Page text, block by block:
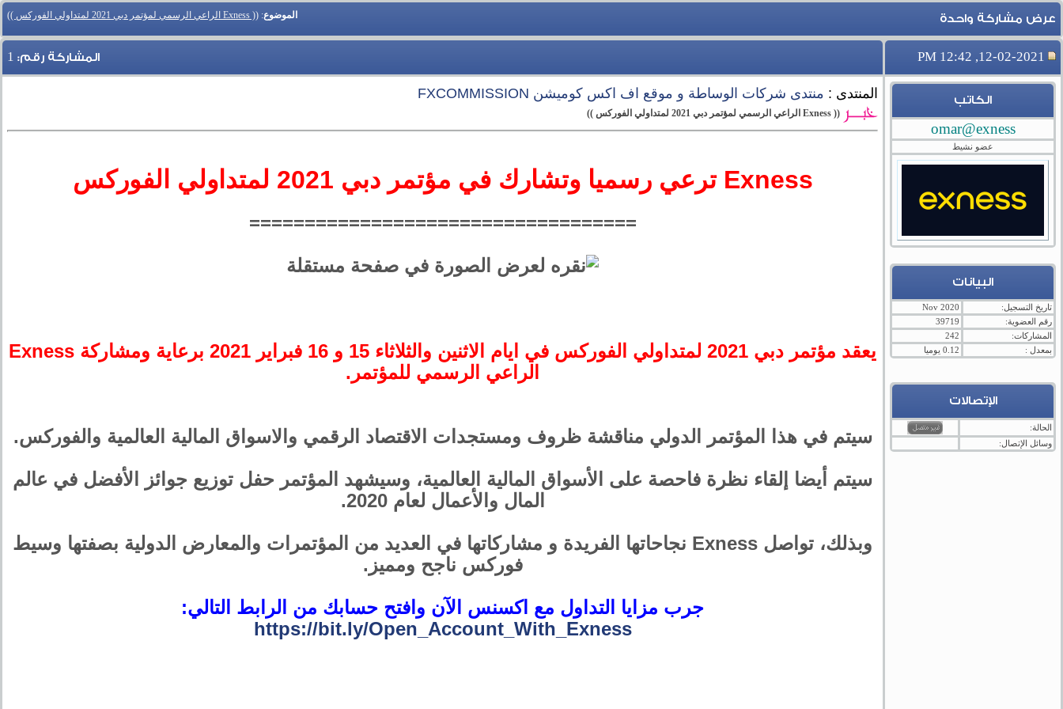
الموضوع: (( Exness الراعي الرسمي لمؤتمر دبي 2021 لمتداولي الفوركس )) عرض مشاركة واحدة
12-02-2021, 12:42 PM المشاركة رقم: 1
الكاتب
omar@exness
عضو نشيط
البيانات
تاريخ التسجيل:
Nov 2020
رقم العضوية:
39719
المشاركات:
242
بمعدل :
0.12 يوميا
الإتصالات
الحالة:
وسائل الإتصال:
المنتدى : منتدى شركات الوساطة و موقع اف اكس كوميشن FXCOMMISSION
(( Exness الراعي الرسمي لمؤتمر دبي 2021 لمتداولي الفوركس ))
Exness ترعي رسميا وتشارك في مؤتمر دبي 2021 لمتداولي الفوركس
===================================
يعقد مؤتمر دبي 2021 لمتداولي الفوركس في ايام الاثنين والثلاثاء 15 و 16 فبراير 2021 برعاية ومشاركة Exness
الراعي الرسمي للمؤتمر.
سيتم في هذا المؤتمر الدولي مناقشة ظروف ومستجدات الاقتصاد الرقمي والاسواق المالية العالمية والفوركس.
سيتم أيضا إلقاء نظرة فاحصة على الأسواق المالية العالمية، وسيشهد المؤتمر حفل توزيع جوائز الأفضل في عالم
المال والأعمال لعام 2020.
وبذلك، تواصل Exness نجاحاتها الفريدة و مشاركاتها في العديد من المؤتمرات والمعارض الدولية بصفتها وسيط
فوركس ناجح ومميز.
جرب مزايا التداول مع اكسنس الآن وافتح حسابك من الرابط التالي:
https://bit.ly/Open_Account_With_Exness